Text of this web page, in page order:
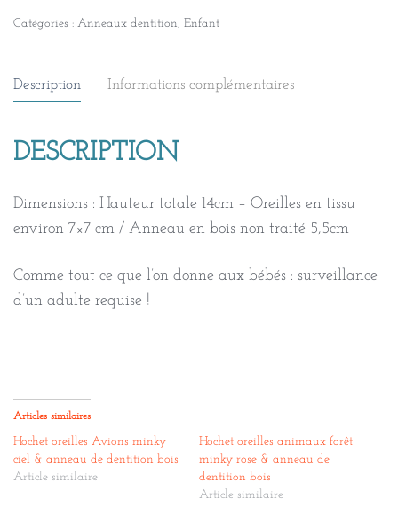
Catégories : Anneaux dentition, Enfant
Description Informations complémentaires
DESCRIPTION
Dimensions : Hauteur totale 14cm – Oreilles en tissu
environ 7×7 cm / Anneau en bois non traité 5,5cm
Comme tout ce que l’on donne aux bébés : surveillance
d’un adulte requise !
Articles similaires
Hochet oreilles Avions minky
ciel & anneau de dentition bois
Article similaire
Hochet oreilles animaux forêt
minky rose & anneau de
dentition bois
Article similaire